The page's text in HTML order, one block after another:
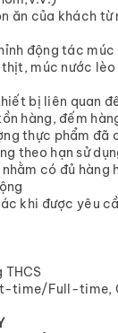
ăn của khách từ
động tác múc
múc nước
bị liên quan
hàng, đếm
thực phẩm đã
theo hạn sử
có đủ hàng
khi được yêu
THCS
time/Full-time,